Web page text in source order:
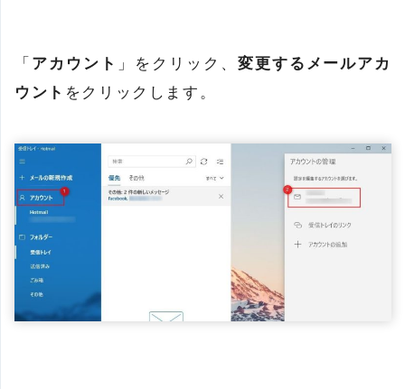
「 アカウント 」をクリック、 変更するメールアカ
ウント をクリックします。